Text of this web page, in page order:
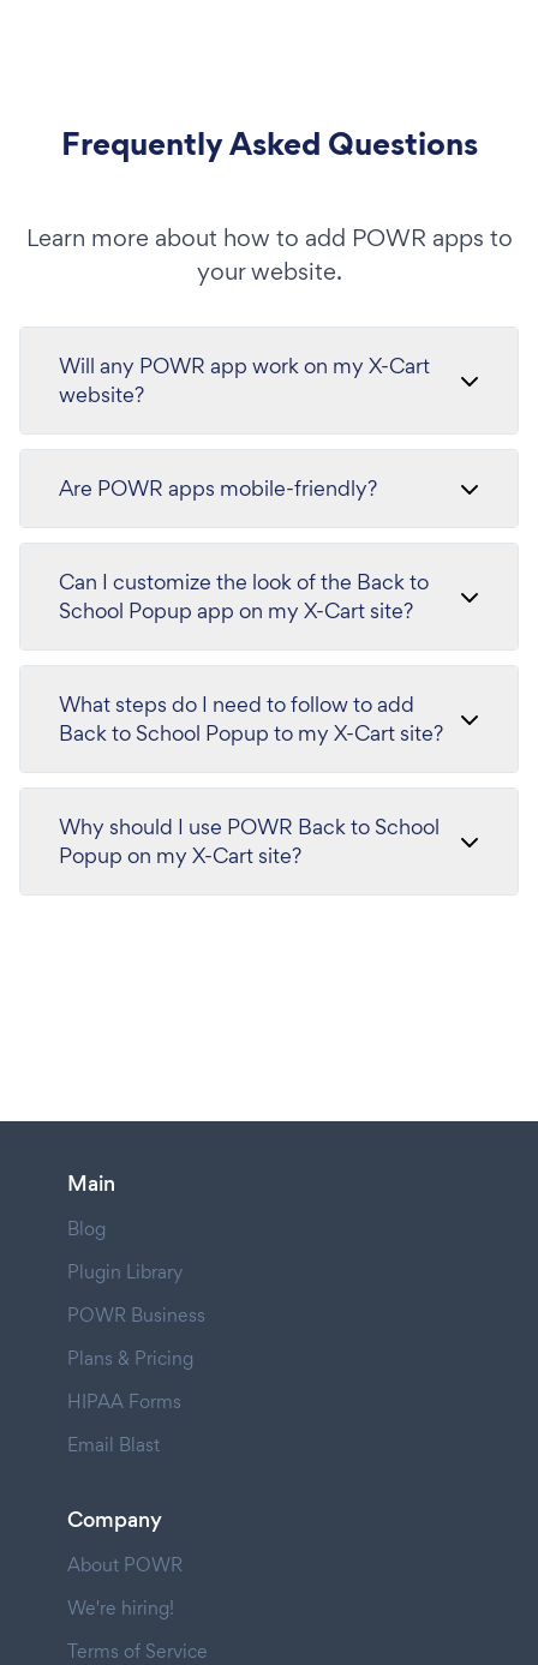
Frequently Asked Questions
Learn more about how to add POWR apps to
your website.
Will any POWR app work on my X-Cart
website?
Are POWR apps mobile-friendly?
Can I customize the look of the Back to
School Popup app on my X-Cart site?
What steps do I need to follow to add
Back to School Popup to my X-Cart site?
Why should I use POWR Back to School
Popup on my X-Cart site?
Main
Blog
Plugin Library
POWR Business
Plans & Pricing
HIPAA Forms
Email Blast
Company
About POWR
We're hiring!
Terms of Service